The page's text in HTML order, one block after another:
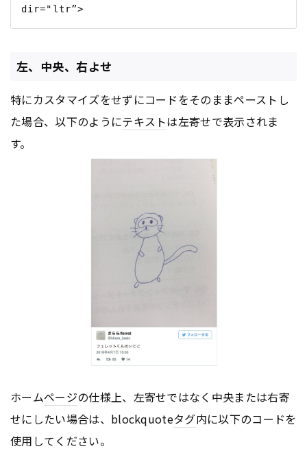
左、中央、右よせ
特にカスタマイズをせずにコードをそのままペーストし
た場合、以下のようにテキストは左寄せで表示されま
す。
ホームページの仕様上、左寄せではなく中央または右寄
せにしたい場合は、blockquoteタグ内に以下のコードを
使用してください。